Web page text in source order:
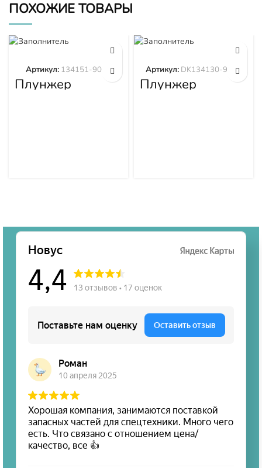
ПОХОЖИЕ ТОВАРЫ
Плунжер
134151-9020
Артикул: 134151-9020
Плунжер
DK134130-9320
Артикул: DK134130-9320